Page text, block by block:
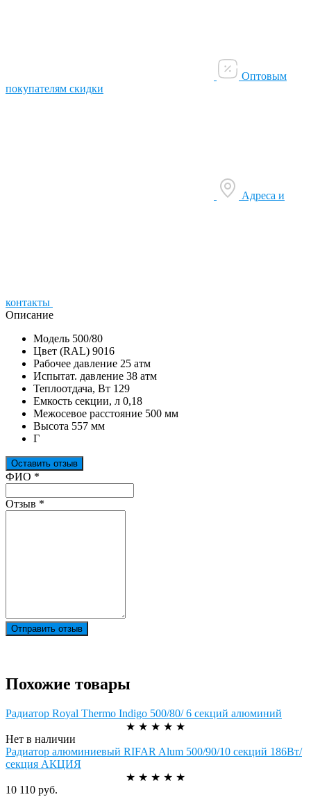
Оптовым
покупателям скидки
Адреса и
контакты
Описание
Модель 500/80
Цвет (RAL) 9016
Рабочее давление 25 атм
Испытат. давление 38 атм
Теплоотдача, Вт 129
Емкость секции, л 0,18
Межосевое расстояние 500 мм
Высота 557 мм
Г
Оставить отзыв
Ваш отзыв был отправлен!
ФИО *
Отзыв *
Отправить отзыв
Похожие товары
Радиатор Royal Thermo Indigo 500/80/ 6 секций алюминий
★ ★ ★ ★ ★
Нет в наличии
Радиатор алюминиевый RIFAR Alum 500/90/10 секций 186Вт/
секция АКЦИЯ
★ ★ ★ ★ ★
10 110 руб.